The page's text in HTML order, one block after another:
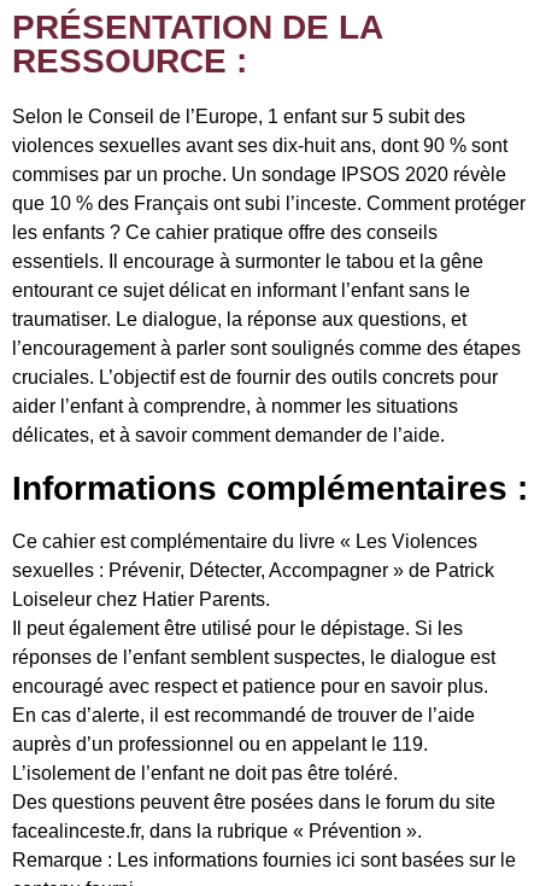
PRÉSENTATION DE LA
RESSOURCE :
Selon le Conseil de l’Europe, 1 enfant sur 5 subit des
violences sexuelles avant ses dix-huit ans, dont 90 % sont
commises par un proche. Un sondage IPSOS 2020 révèle
que 10 % des Français ont subi l’inceste. Comment protéger
les enfants ? Ce cahier pratique offre des conseils
essentiels. Il encourage à surmonter le tabou et la gêne
entourant ce sujet délicat en informant l’enfant sans le
traumatiser. Le dialogue, la réponse aux questions, et
l’encouragement à parler sont soulignés comme des étapes
cruciales. L’objectif est de fournir des outils concrets pour
aider l’enfant à comprendre, à nommer les situations
délicates, et à savoir comment demander de l’aide.
Informations complémentaires :
Ce cahier est complémentaire du livre « Les Violences
sexuelles : Prévenir, Détecter, Accompagner » de Patrick
Loiseleur chez Hatier Parents.
Il peut également être utilisé pour le dépistage. Si les
réponses de l’enfant semblent suspectes, le dialogue est
encouragé avec respect et patience pour en savoir plus.
En cas d’alerte, il est recommandé de trouver de l’aide
auprès d’un professionnel ou en appelant le 119.
L’isolement de l’enfant ne doit pas être toléré.
Des questions peuvent être posées dans le forum du site
facealinceste.fr, dans la rubrique « Prévention ».
Remarque : Les informations fournies ici sont basées sur le